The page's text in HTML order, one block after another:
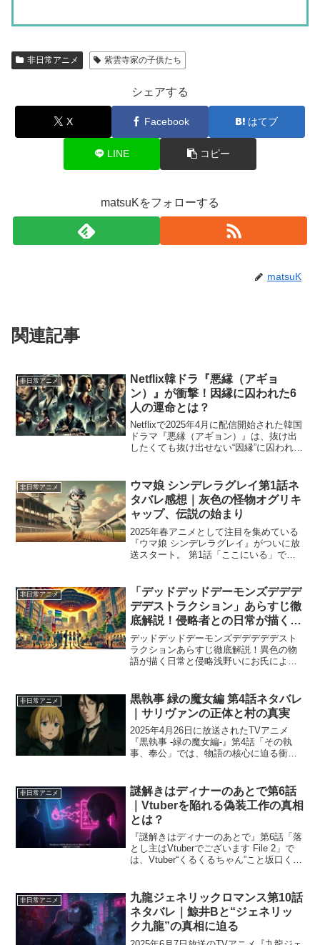
非日常アニメ 紫雲寺家の子供たち
シェアする
X Facebook はてブ
LINE コピー
matsuKをフォローする
matsuK
関連記事
非日常アニメ
Netflix韓ドラ『悪縁（アギョ
ン）』が衝撃！因縁に囚われた6
人の運命とは？
Netflixで2025年4月に配信開始された韓国
ドラマ『悪縁（アギョン）』は、抜け出
したくても抜け出せない“因縁”に囚われた
技派のシン・ミナ、イ・ヒジュン、イ・
グァ...
非日常アニメ
ウマ娘 シンデレラグレイ第1話ネ
タバレ感想｜灰色の怪物オグリキ
ャップ、伝説の始まり
2025年春アニメとして注目を集めている
『ウマ娘 シンデレラグレイ』がついに放
送スタート。 第1話「ここにいる」で
が幕を開けます。 本記事では、ウマ娘 シ
ンデレラグレイ...
非日常アニメ
「デッドデッドデーモンズデデデ
デデストラクション」あらすじ徹
底解説！侵略者との日常が描く異
色の物語
デッドデッドデーモンズデデデデデスト
ラクションあらすじ徹底解説！異色の物
語が描く日常と侵略浅野いにお氏による
青春ドラマが融合した異色のストーリー
で、多くの視聴者を魅了...
非日常アニメ
黒執事 緑の魔女編 第4話ネタバレ
｜サリヴァンの正体と村の真実
2025年4月26日に放送されたTVアニメ
『黒執事 -緑の魔女編-』第4話「その執
事、奉公」では、物語の核心に迫る衝撃
し、「人狼の森」の真の目的や呪いの正
体、そして...
非日常アニメ
謎解きはディナーのあとで第6話
｜Vtuberを陥れる偽装工作の真相
とは？
『謎解きはディナーのあとで』第6話「落
とし主はVtuberでございます File 2」で
は、Vtuber“くるくるちゃん”こと坂口くる
謗中傷、オートロックを突破した謎...
非日常アニメ
九龍ジェネリックロマンス第10話
ネタバレ｜鯨井Bと“ジェネリッ
ク九龍”の真相に迫る